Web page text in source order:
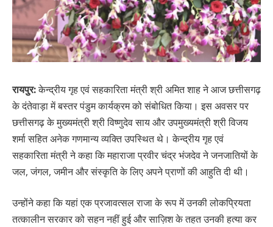
रायपुर:केन्द्रीय गृह एवं सहकारिता मंत्री श्री अमित शाह ने आज छत्तीसगढ़
के दंतेवाड़ा में बस्तर पंडुम कार्यक्रम को संबोधित किया। इस अवसर पर
छत्तीसगढ़ के मुख्यमंत्री श्री विष्णुदेव साय और उपमुख्यमंत्री श्री विजय
शर्मा सहित अनेक गणमान्य व्यक्ति उपस्थित थे। केन्द्रीय गृह एवं
सहकारिता मंत्री ने कहा कि महाराजा प्रवीर चंद्र भंजदेव ने जनजातियों के
जल, जंगल, जमीन और संस्कृति के लिए अपने प्राणों की आहुति दी थी।
उन्होंने कहा कि यहां एक प्रजावत्सल राजा के रूप में उनकी लोकप्रियता
तत्कालीन सरकार को सहन नहीं हुई और साज़िश के तहत उनकी हत्या कर